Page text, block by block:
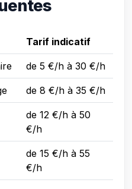
Tarif indicatif
de 5 €/h à 30 €/h
de 8 €/h à 35 €/h
de 12 €/h à 50
€/h
de 15 €/h à 55
€/h